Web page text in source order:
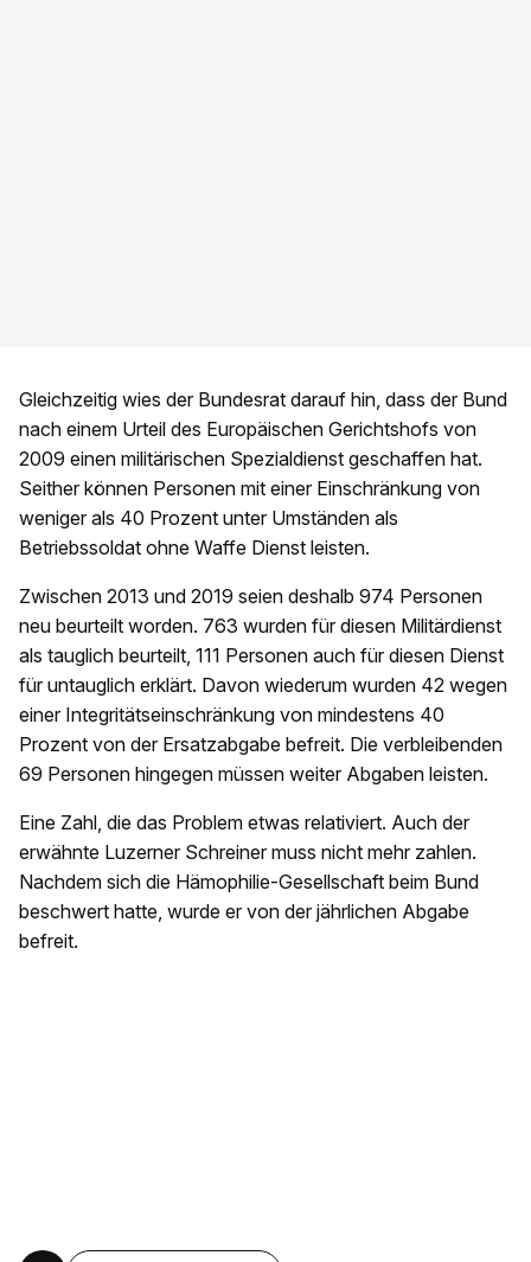
Gleichzeitig wies der Bundesrat darauf hin, dass der Bund
nach einem Urteil des Europäischen Gerichtshofs von
2009 einen militärischen Spezialdienst geschaffen hat.
Seither können Personen mit einer Einschränkung von
weniger als 40 Prozent unter Umständen als
Betriebssoldat ohne Waffe Dienst leisten.
Zwischen 2013 und 2019 seien deshalb 974 Personen
neu beurteilt worden. 763 wurden für diesen Militärdienst
als tauglich beurteilt, 111 Personen auch für diesen Dienst
für untauglich erklärt. Davon wiederum wurden 42 wegen
einer Integritätseinschränkung von mindestens 40
Prozent von der Ersatzabgabe befreit. Die verbleibenden
69 Personen hingegen müssen weiter Abgaben leisten.
Eine Zahl, die das Problem etwas relativiert. Auch der
erwähnte Luzerner Schreiner muss nicht mehr zahlen.
Nachdem sich die Hämophilie-Gesellschaft beim Bund
beschwert hatte, wurde er von der jährlichen Abgabe
befreit.